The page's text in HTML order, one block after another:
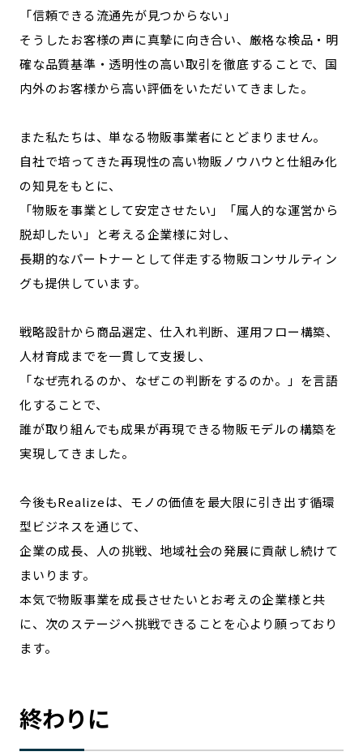
「信頼できる流通先が見つからない」
そうしたお客様の声に真摯に向き合い、厳格な検品・明
確な品質基準・透明性の高い取引を徹底することで、国
内外のお客様から高い評価をいただいてきました。
また私たちは、単なる物販事業者にとどまりません。
自社で培ってきた再現性の高い物販ノウハウと仕組み化
の知見をもとに、
「物販を事業として安定させたい」「属人的な運営から
脱却したい」と考える企業様に対し、
長期的なパートナーとして伴走する物販コンサルティン
グも提供しています。
戦略設計から商品選定、仕入れ判断、運用フロー構築、
人材育成までを一貫して支援し、
「なぜ売れるのか、なぜこの判断をするのか。」を言語
化することで、
誰が取り組んでも成果が再現できる物販モデルの構築を
実現してきました。
今後もRealizeは、モノの価値を最大限に引き出す循環
型ビジネスを通じて、
企業の成長、人の挑戦、地域社会の発展に貢献し続けて
まいります。
本気で物販事業を成長させたいとお考えの企業様と共
に、次のステージへ挑戦できることを心より願っており
ます。
終わりに